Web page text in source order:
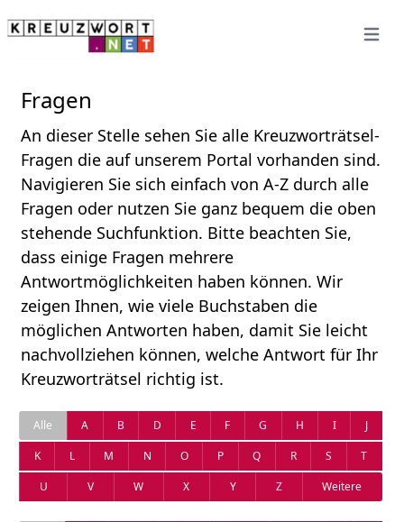
Open
Fragen
An dieser Stelle sehen Sie alle Kreuzworträtsel-
Fragen die auf unserem Portal vorhanden sind.
Navigieren Sie sich einfach von A-Z durch alle
Fragen oder nutzen Sie ganz bequem die oben
stehende Suchfunktion. Bitte beachten Sie,
dass einige Fragen mehrere
Antwortmöglichkeiten haben können. Wir
zeigen Ihnen, wie viele Buchstaben die
möglichen Antworten haben, damit Sie leicht
nachvollziehen können, welche Antwort für Ihr
Kreuzworträtsel richtig ist.
Alle A B D E F G H I
J
K
L M N O P Q R S
T
U
V W X Y Z Weitere